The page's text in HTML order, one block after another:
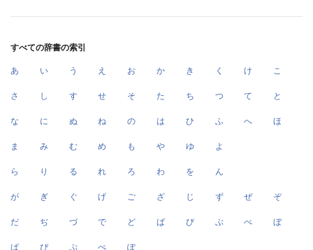
すべての辞書の索引
あ い う え お か き く け こ
さ し す せ そ た ち つ て と
な に ぬ ね の は ひ ふ へ ほ
ま み む め も や ゆ よ
ら り る れ ろ わ を ん
が ぎ ぐ げ ご ざ じ ず ぜ ぞ
だ ぢ づ で ど ば び ぶ べ ぼ
ぱ ぴ ぷ ぺ ぽ